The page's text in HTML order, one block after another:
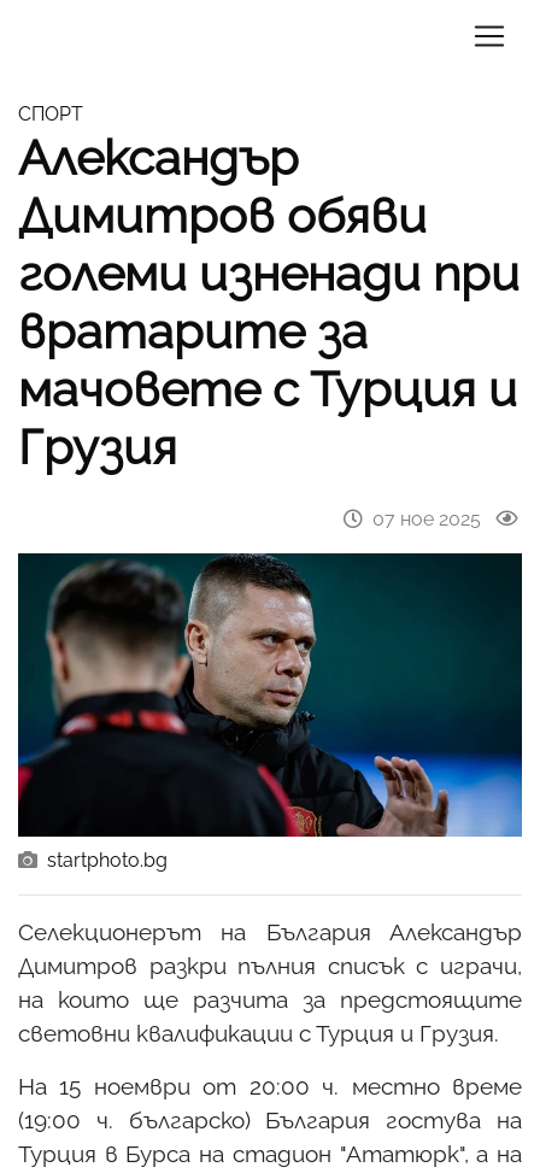
СПОРТ
Александър
Димитров обяви
големи изненади при
вратарите за
мачовете с Турция и
Грузия
07 ное 2025
startphoto.bg
Селекционерът на България Александър
Димитров разкри пълния списък с играчи,
на които ще разчита за предстоящите
световни квалификации с Турция и Грузия.
На 15 ноември от 20:00 ч. местно време
(19:00 ч. българско) България гостува на
Турция в Бурса на стадион "Ататюрк", а на